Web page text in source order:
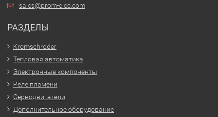
sales@prom-elec.com
РАЗДЕЛЫ
Kromschroder
Тепловая автоматика
Электронные компоненты
Реле пламени
Серводвигатели
Дополнительное оборудование